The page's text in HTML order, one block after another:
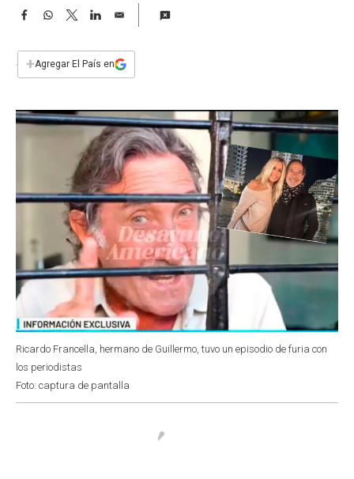
F
e
b
k
W
s
p
T
w
t
L
n
E
i
l
+Agregar El País en
Ricardo Francella, hermano de Guillermo, tuvo un episodio de furia con
los periodistas
Foto: captura de pantalla